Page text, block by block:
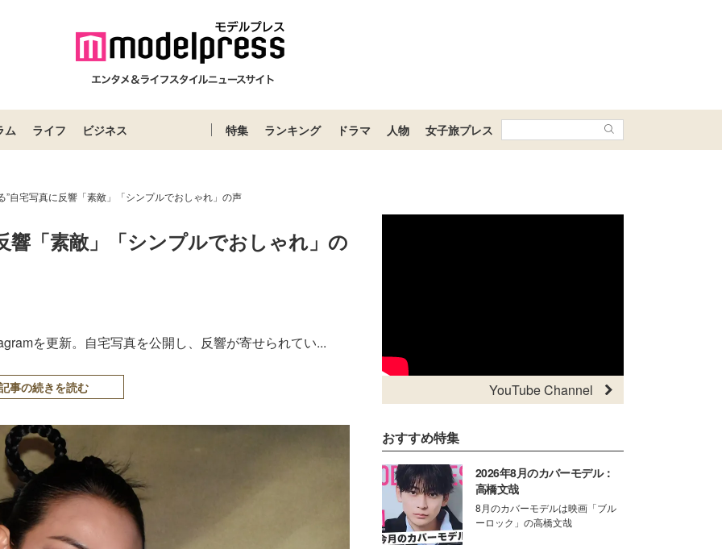
ム ライフ ビジネス 特集 ランキング ドラマ 人物 女子旅プレス
”自宅写真に反響「素敵」「シンプルでおしゃれ」の声
響「素敵」「シンプルでおしゃれ」の
を更新。自宅写真を公開し、反響が寄せられてい...
事の続きを読む YouTube Channel
おすすめ特集
2026年8月のカバーモデル：
高橋文哉
8月のカバーモデルは映画「ブル
ーロック」の高橋文哉